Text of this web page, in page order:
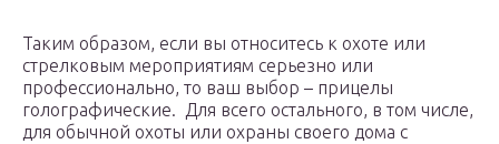
Таким образом, если вы относитесь к охоте или
стрелковым мероприятиям серьезно или
профессионально, то ваш выбор – прицелы
голографические. Для всего остального, в том числе,
для обычной охоты или охраны своего дома с